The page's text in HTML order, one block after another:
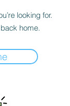
looking for.
home.